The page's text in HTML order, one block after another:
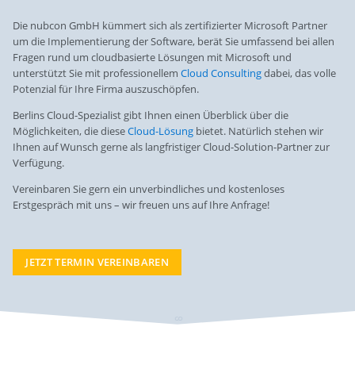
Die nubcon GmbH kümmert sich als zertifizierter Microsoft Partner
um die Implementierung der Software, berät Sie umfassend bei allen
Fragen rund um cloudbasierte Lösungen mit Microsoft und
unterstützt Sie mit professionellemCloud Consultingdabei, das volle
Potenzial für Ihre Firma auszuschöpfen.
Berlins Cloud-Spezialist gibt Ihnen einen Überblick über die
Möglichkeiten, die dieseCloud-Lösung bietet. Natürlich stehen wir
Ihnen auf Wunsch gerne als langfristiger Cloud-Solution-Partner zur
Verfügung.
Vereinbaren Sie gern ein unverbindliches und kostenloses
Erstgespräch mit uns – wir freuen uns auf Ihre Anfrage!
JETZT TERMIN VEREINBAREN